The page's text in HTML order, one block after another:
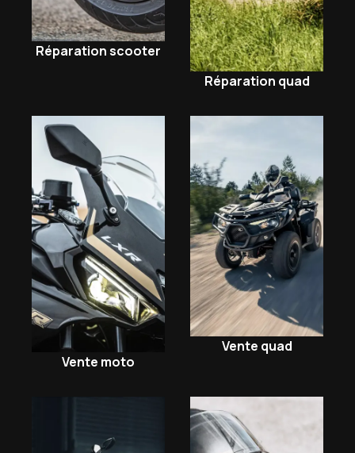
Réparation scooter
Réparation quad
Vente moto
Vente quad